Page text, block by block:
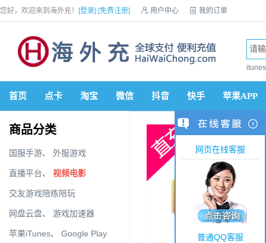
您好，欢迎来到海外充！ [登录] [免费注册]  用户中心  我的订单
首页 点卡 淘宝 微信 抖音 快手 苹果APP
商品分类
国服手游、 外服游戏
直播平台、 视频电影
交友游戏陪练陪玩
网盘云盘、 游戏加速器
苹果iTunes、 Google Play
网页在线客服
普通QQ客服